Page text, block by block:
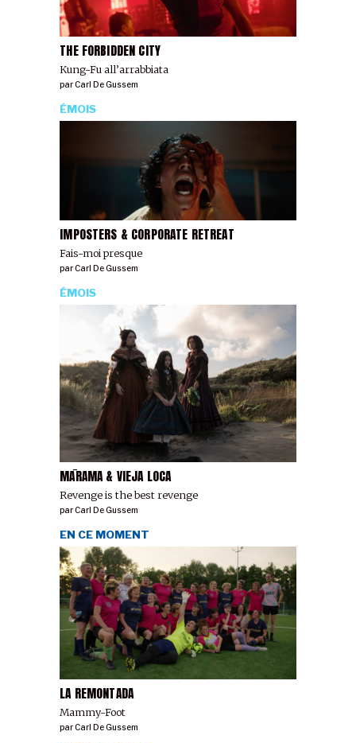
THE FORBIDDEN CITY
Kung-Fu all’arrabbiata
parCarl De Gussem
IMPOSTERS & CORPORATE RETREAT
Fais-moi presque
ÉMOIS
parCarl De Gussem
MĀRAMA & VIEJA LOCA
Revenge is the best revenge
ÉMOIS
parCarl De Gussem
LA REMONTADA
Mammy-Foot
EN CE MOMENT
parCarl De Gussem